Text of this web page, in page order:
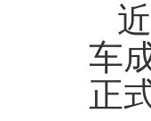
车
正